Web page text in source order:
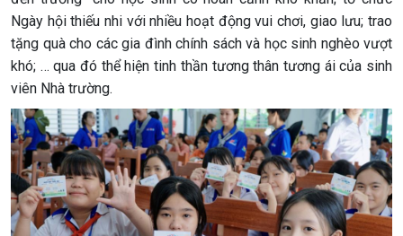
Ngày hội thiếu nhi với nhiều hoạt động vui chơi, giao lưu; trao
tặng quà cho các gia đình chính sách và học sinh nghèo vượt
khó; … qua đó thể hiện tinh thần tương thân tương ái của sinh
viên Nhà trường.